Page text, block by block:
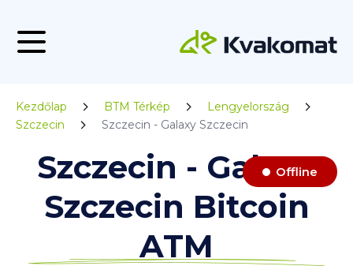
Kezdőlap BTM Térkép
Lengyelország
Szczecin
Szczecin - Galaxy Szczecin
Szczecin - Galaxy
Szczecin Bitcoin
ATM
Offline